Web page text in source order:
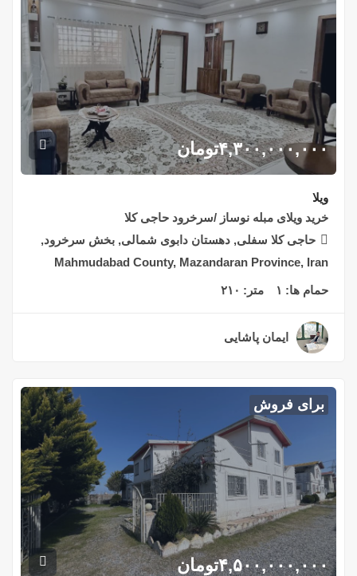
۴,۳۰۰,۰۰۰,۰۰۰تومان
ویلا
خرید ویلای مبله نوساز /سرخرود حاجی کلا
حاجی کلا سفلی, دهستان دابوی شمالی, بخش سرخرود,
Mahmudabad County, Mazandaran Province, Iran
حمام ها: ۱ متر: ۲۱۰
ایمان پاشایی
برای فروش
۴,۵۰۰,۰۰۰,۰۰۰تومان